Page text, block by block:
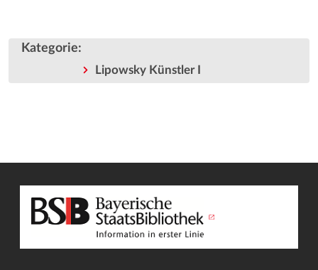
Kategorie:
Lipowsky Künstler I